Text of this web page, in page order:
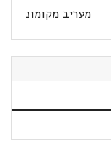
מעריב מקומונ